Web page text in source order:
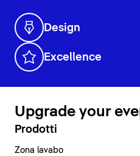
Design
Excellence
Upgrade your
Prodotti
Zona lavabo